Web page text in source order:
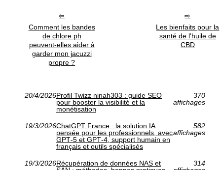
Comment les bandes
de chlore ph
peuvent-elles aider à
garder mon jacuzzi
propre ?
Les bienfaits pour la
santé de l'huile de
CBD
20/4/2026Profil Twizz ninah303 : guide SEO
pour booster la visibilité et la
monétisation
370
affichages
19/3/2026ChatGPT France : la solution IA
pensée pour les professionnels, avec
GPT‑5 et GPT‑4, support humain en
français et outils spécialisés
582
affichages
19/3/2026Récupération de données NAS et
314